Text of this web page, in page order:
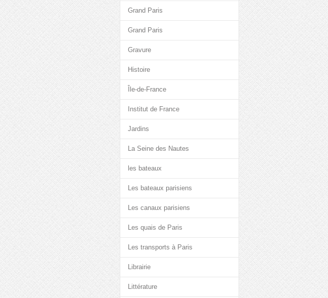
Grand Paris
Grand Paris
Gravure
Histoire
Île-de-France
Institut de France
Jardins
La Seine des Nautes
les bateaux
Les bateaux parisiens
Les canaux parisiens
Les quais de Paris
Les transports à Paris
Librairie
Littérature